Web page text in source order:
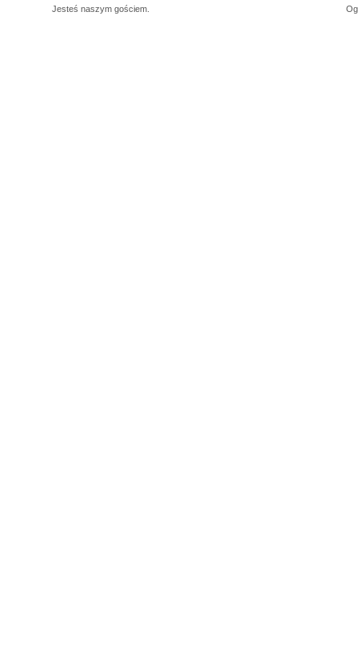
Jesteś naszym gościem.